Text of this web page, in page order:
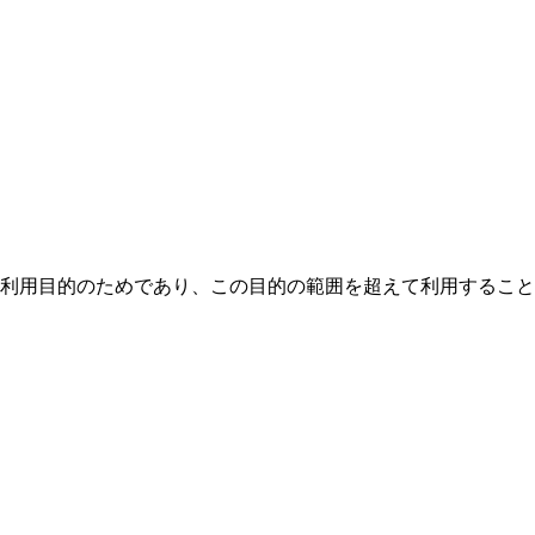
用目的のためであり、この目的の範囲を超えて利用すること